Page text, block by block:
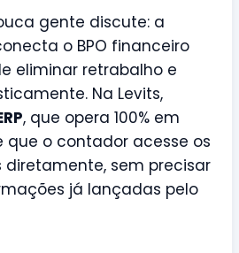
gente discute: a
o BPO financeiro
eliminar retrabalho e
Na Levits,
, que opera 100% em
que o contador acesse os
sem precisar
já lançadas pelo